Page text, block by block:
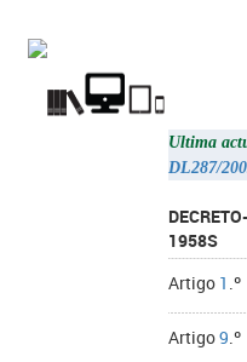
Ultima
DL287/
1958S
Artigo 1 .º
Artigo9.º